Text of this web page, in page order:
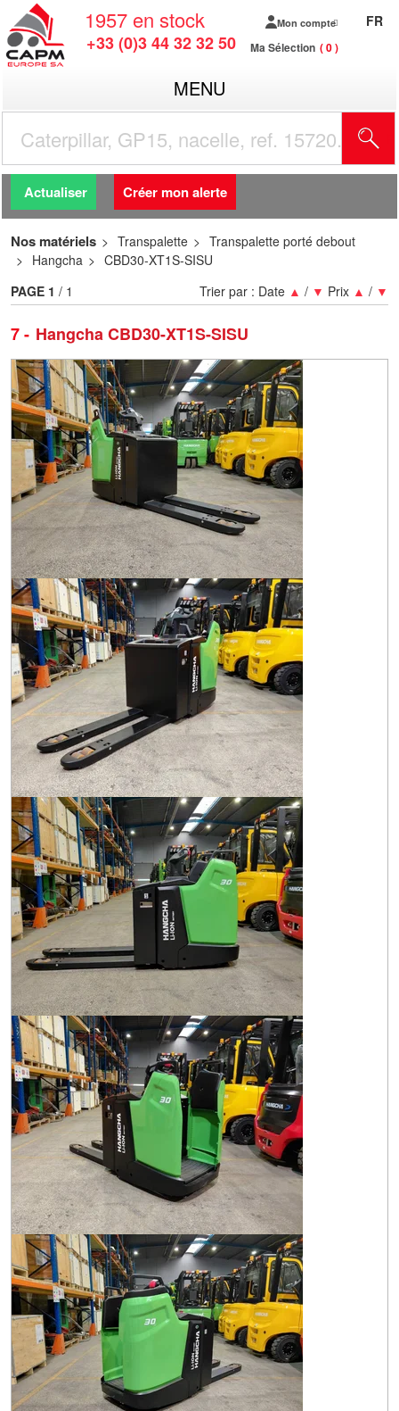
1957 en stock
+33 (0)3 44 32 32 50
Mon compte
Ma Sélection 0
FR
MENU
Actualiser Créer mon alerte
Nos matériels Transpalette
Transpalette porté debout
Hangcha
CBD30-XT1S-SISU
7 Hangcha CBD30-XT1S-SISU
Trier par : Date ▲ / ▼ Prix ▲ / ▼
PAGE 1 / 1